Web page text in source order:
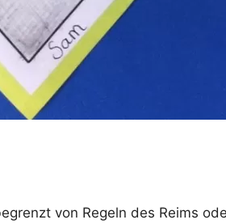
von Regeln des Reims